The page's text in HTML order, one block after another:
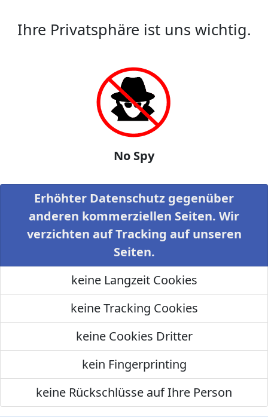
Ihre Privatsphäre ist uns wichtig.
No Spy
Erhöhter Datenschutz gegenüber
anderen kommerziellen Seiten. Wir
verzichten auf Tracking auf unseren
Seiten.
keine Langzeit Cookies
keine Tracking Cookies
keine Cookies Dritter
kein Fingerprinting
keine Rückschlüsse auf Ihre Person